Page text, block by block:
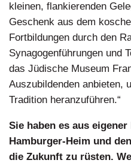
kleinen, flankierenden
Geschenk aus dem
Fortbildungen durch den
Synagogenführungen und
das Jüdische Museum
Auszubildenden anbieten,
Tradition heranzuführen.“
Sie haben es aus
Hamburger-Heim und
die Zukunft zu rüsten.